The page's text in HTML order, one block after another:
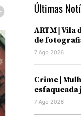
Últimas
ARTM | Vila
de
7 Ago 2026
Crime |
esfaqueada
7 Ago 2026